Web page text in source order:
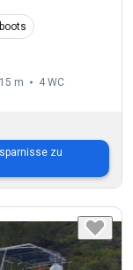
15 m 4 WC
zu